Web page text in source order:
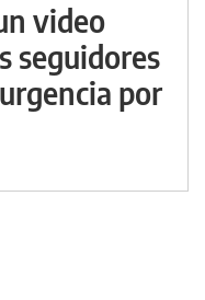
video
seguidores
por